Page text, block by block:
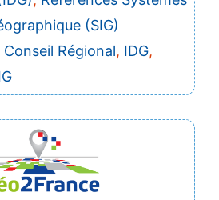
(SIG)
Conseil Régional, IDG,